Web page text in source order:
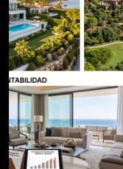
29 DE JULIO DE 2026
El Triángulo de Oro y
Sol: precios,